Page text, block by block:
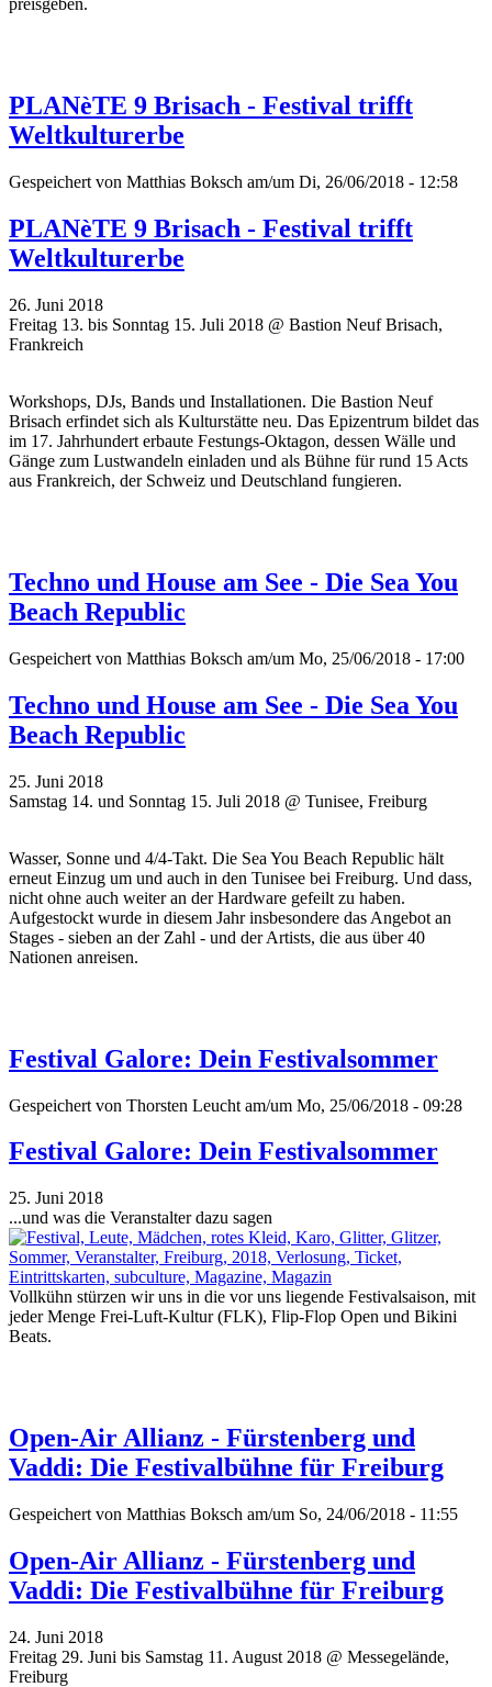
preisgeben.
PLANèTE 9 Brisach - Festival trifft
Weltkulturerbe
Gespeichert von Matthias Boksch am/um Di, 26/06/2018 - 12:58
PLANèTE 9 Brisach - Festival trifft
Weltkulturerbe
26. Juni 2018
Freitag 13. bis Sonntag 15. Juli 2018 @ Bastion Neuf Brisach,
Frankreich
Workshops, DJs, Bands und Installationen. Die Bastion Neuf
Brisach erfindet sich als Kulturstätte neu. Das Epizentrum bildet das
im 17. Jahrhundert erbaute Festungs-Oktagon, dessen Wälle und
Gänge zum Lustwandeln einladen und als Bühne für rund 15 Acts
aus Frankreich, der Schweiz und Deutschland fungieren.
Techno und House am See - Die Sea You
Beach Republic
Gespeichert von Matthias Boksch am/um Mo, 25/06/2018 - 17:00
Techno und House am See - Die Sea You
Beach Republic
25. Juni 2018
Samstag 14. und Sonntag 15. Juli 2018 @ Tunisee, Freiburg
Wasser, Sonne und 4/4-Takt. Die Sea You Beach Republic hält
erneut Einzug um und auch in den Tunisee bei Freiburg. Und dass,
nicht ohne auch weiter an der Hardware gefeilt zu haben.
Aufgestockt wurde in diesem Jahr insbesondere das Angebot an
Stages - sieben an der Zahl - und der Artists, die aus über 40
Nationen anreisen.
Festival Galore: Dein Festivalsommer
Gespeichert von Thorsten Leucht am/um Mo, 25/06/2018 - 09:28
Festival Galore: Dein Festivalsommer
25. Juni 2018
...und was die Veranstalter dazu sagen
Vollkühn stürzen wir uns in die vor uns liegende Festivalsaison, mit
jeder Menge Frei-Luft-Kultur (FLK), Flip-Flop Open und Bikini
Beats.
Open-Air Allianz - Fürstenberg und
Vaddi: Die Festivalbühne für Freiburg
Gespeichert von Matthias Boksch am/um So, 24/06/2018 - 11:55
Open-Air Allianz - Fürstenberg und
Vaddi: Die Festivalbühne für Freiburg
24. Juni 2018
Freitag 29. Juni bis Samstag 11. August 2018 @ Messegelände,
Freiburg